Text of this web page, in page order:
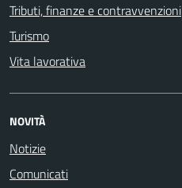
Tributi, finanze e contravvenzioni
Turismo
Vita lavorativa
NOVITÀ
Notizie
Comunicati